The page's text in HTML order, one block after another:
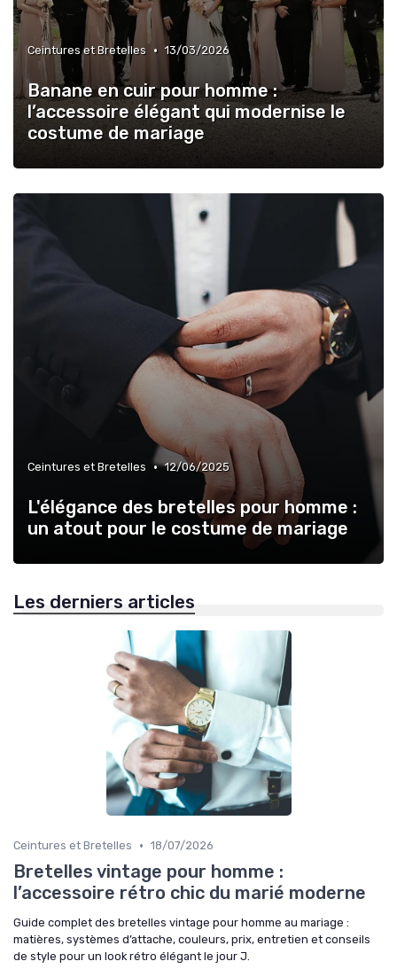
Ceintures et Bretelles • 13/03/2026
Banane en cuir pour homme :
l’accessoire élégant qui modernise le
costume de mariage
Ceintures et Bretelles • 12/06/2025
L'élégance des bretelles pour homme :
un atout pour le costume de mariage
Les derniers articles
Ceintures et Bretelles • 18/07/2026
Bretelles vintage pour homme :
l’accessoire rétro chic du marié moderne
Guide complet des bretelles vintage pour homme au mariage :
matières, systèmes d’attache, couleurs, prix, entretien et conseils
de style pour un look rétro élégant le jour J.